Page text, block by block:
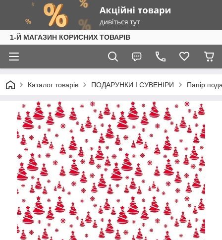
1-Й МАГАЗИН КОРИСНИХ ТОВАРІВ
Каталог товарів ПОДАРУНКИ І СУВЕНІРИ Папір